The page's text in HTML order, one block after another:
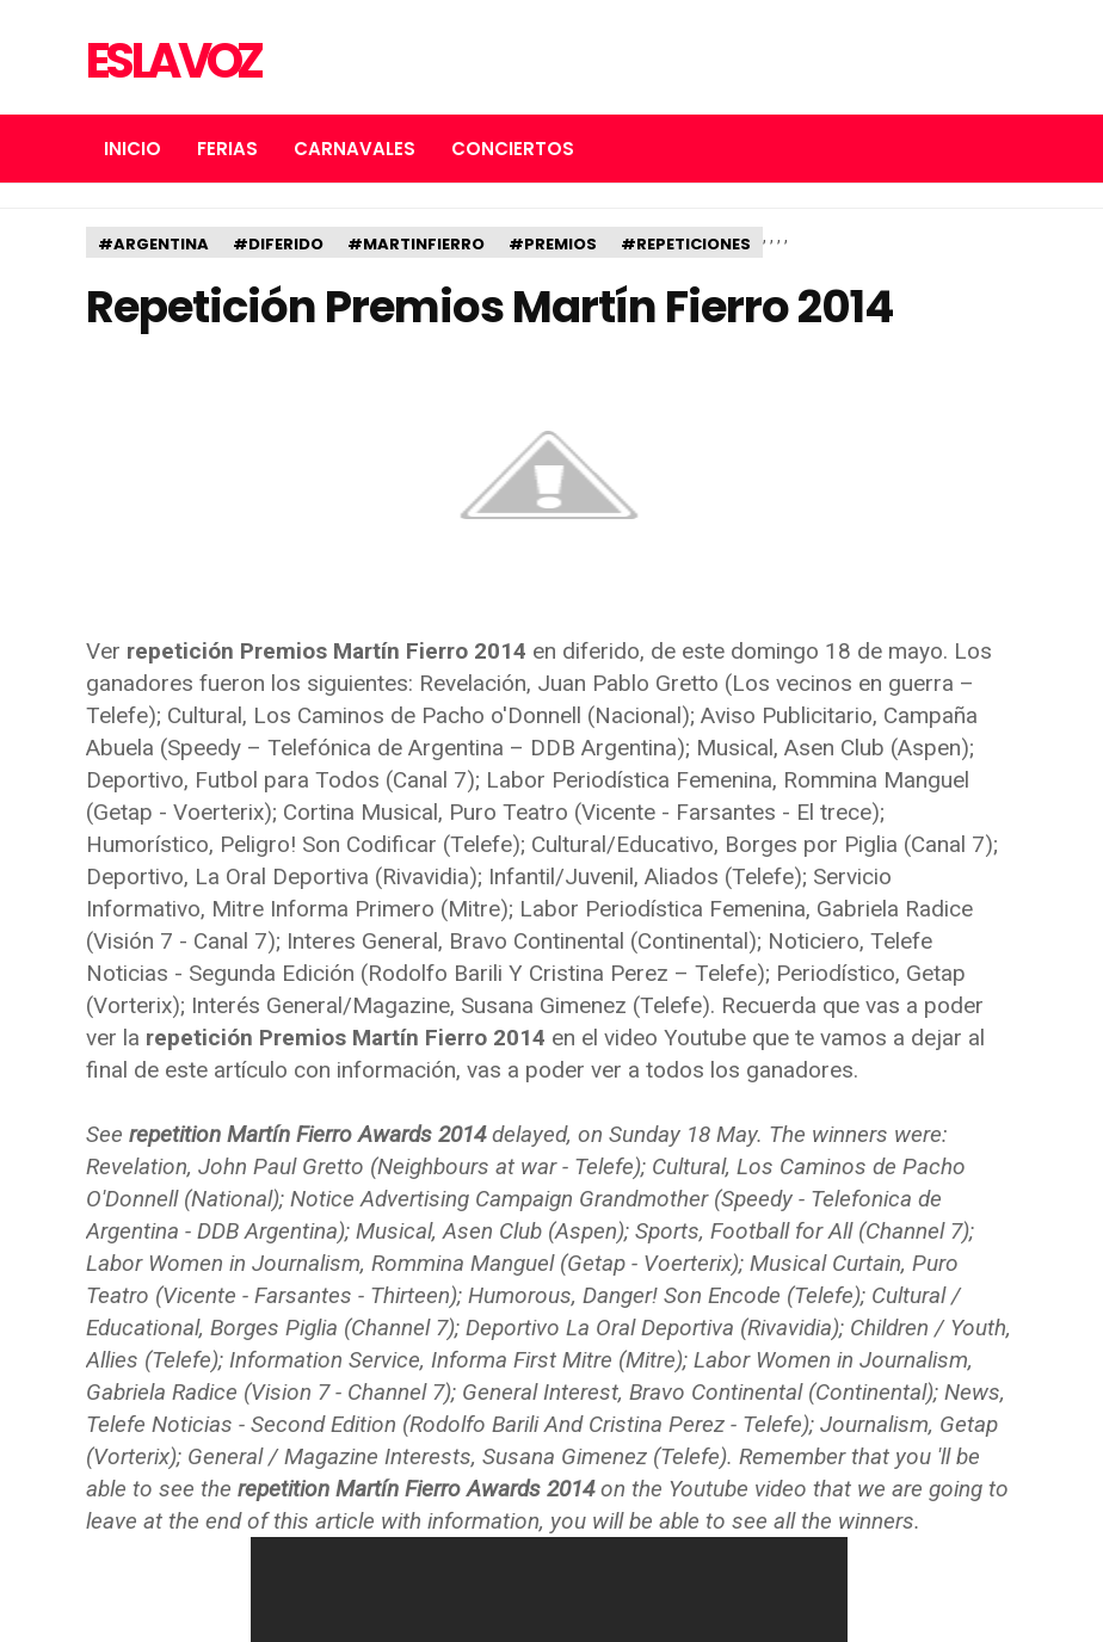
ES LA VOZ
INICIO FERIAS CARNAVALES CONCIERTOS
#ARGENTINA ,
#DIFERIDO ,
#MARTINFIERRO ,
#PREMIOS ,
#REPETICIONES
Repetición Premios Martín Fierro 2014
Ver repetición Premios Martín Fierro 2014 en diferido, de este domingo 18 de mayo. Los
ganadores fueron los siguientes: Revelación, Juan Pablo Gretto (Los vecinos en guerra –
Telefe); Cultural, Los Caminos de Pacho o'Donnell (Nacional); Aviso Publicitario, Campaña
Abuela (Speedy – Telefónica de Argentina – DDB Argentina); Musical, Asen Club (Aspen);
Deportivo, Futbol para Todos (Canal 7); Labor Periodística Femenina, Rommina Manguel
(Getap - Voerterix); Cortina Musical, Puro Teatro (Vicente - Farsantes - El trece);
Humorístico, Peligro! Son Codificar (Telefe); Cultural/Educativo, Borges por Piglia (Canal 7);
Deportivo, La Oral Deportiva (Rivavidia); Infantil/Juvenil, Aliados (Telefe); Servicio
Informativo, Mitre Informa Primero (Mitre); Labor Periodística Femenina, Gabriela Radice
(Visión 7 - Canal 7); Interes General, Bravo Continental (Continental); Noticiero, Telefe
Noticias - Segunda Edición (Rodolfo Barili Y Cristina Perez – Telefe); Periodístico, Getap
(Vorterix); Interés General/Magazine, Susana Gimenez (Telefe). Recuerda que vas a poder
ver la repetición Premios Martín Fierro 2014 en el video Youtube que te vamos a dejar al
final de este artículo con información, vas a poder ver a todos los ganadores.
See repetition Martín Fierro Awards 2014delayed, on Sunday 18 May. The winners were:
Revelation, John Paul Gretto (Neighbours at war - Telefe); Cultural, Los Caminos de Pacho
O'Donnell (National); Notice Advertising Campaign Grandmother (Speedy - Telefonica de
Argentina - DDB Argentina); Musical, Asen Club (Aspen); Sports, Football for All (Channel 7);
Labor Women in Journalism, Rommina Manguel (Getap - Voerterix); Musical Curtain, Puro
Teatro (Vicente - Farsantes - Thirteen); Humorous, Danger! Son Encode (Telefe); Cultural /
Educational, Borges Piglia (Channel 7); Deportivo La Oral Deportiva (Rivavidia); Children / Youth,
Allies (Telefe); Information Service, Informa First Mitre (Mitre); Labor Women in Journalism,
Gabriela Radice (Vision 7 - Channel 7); General Interest, Bravo Continental (Continental); News,
Telefe Noticias - Second Edition (Rodolfo Barili And Cristina Perez - Telefe); Journalism, Getap
(Vorterix); General / Magazine Interests, Susana Gimenez (Telefe). Remember that you 'll be
able to see the repetition Martín Fierro Awards 2014on the Youtube video that we are going to
leave at the end of this article with information, you will be able to see all the winners.